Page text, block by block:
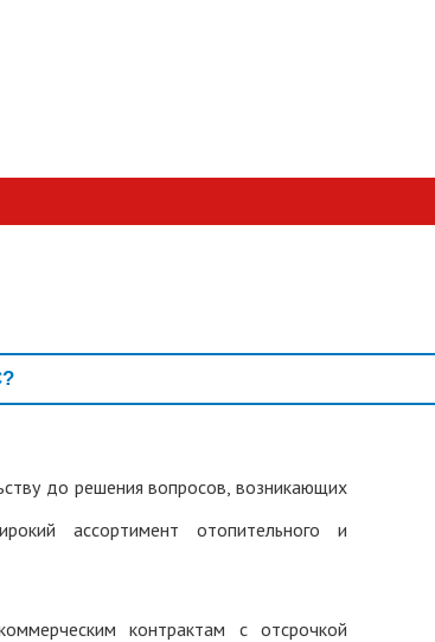
до решения вопросов, возникающих
ассортимент отопительного и
контрактам с отсрочкой